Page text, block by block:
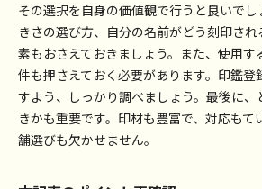
その選択を自身の価値観で行うと良いで
きさの選び方、自分の名前がどう刻印さ
素もおさえておきましょう。また、使用
件も押さえておく必要があります。印鑑登
すよう、しっかり調べましょう。最後に
きかも重要です。印材も豊富で、対応も
舗選びも欠かせません。